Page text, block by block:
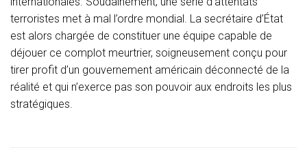
terroristes met à mal l’ordre mondial. La secrétaire d’État
est alors chargée de constituer une équipe capable de
déjouer ce complot meurtrier, soigneusement conçu pour
tirer profit d’un gouvernement américain déconnecté de la
réalité et qui n’exerce pas son pouvoir aux endroits les plus
stratégiques.